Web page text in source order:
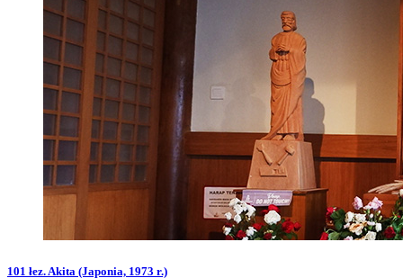
101 łez. Akita (Japonia, 1973 r.)